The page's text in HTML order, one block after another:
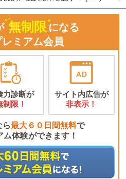
無制限になる
ミアム会員
力診断が
制限！
サイト内広告が
非表示！
最大６０日間無料で
体験ができます！